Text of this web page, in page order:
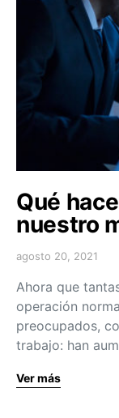
Qué
nuestro
agosto 20, 2021
Ahora que
operación
preocupados,
trabajo: han
Ver más